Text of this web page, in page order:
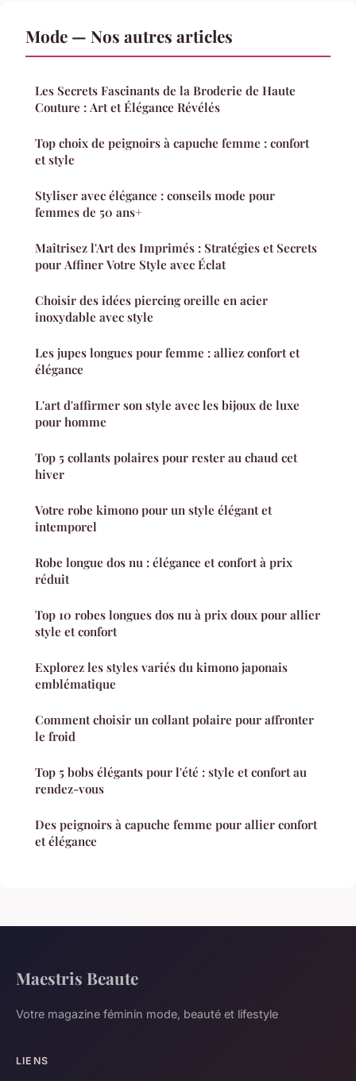
Mode — Nos autres articles
Les Secrets Fascinants de la Broderie de Haute
Couture : Art et Élégance Révélés
Top choix de peignoirs à capuche femme : confort
et style
Styliser avec élégance : conseils mode pour
femmes de 50 ans+
Maîtrisez l'Art des Imprimés : Stratégies et Secrets
pour Affiner Votre Style avec Éclat
Choisir des idées piercing oreille en acier
inoxydable avec style
Les jupes longues pour femme : alliez confort et
élégance
L'art d'affirmer son style avec les bijoux de luxe
pour homme
Top 5 collants polaires pour rester au chaud cet
hiver
Votre robe kimono pour un style élégant et
intemporel
Robe longue dos nu : élégance et confort à prix
réduit
Top 10 robes longues dos nu à prix doux pour allier
style et confort
Explorez les styles variés du kimono japonais
emblématique
Comment choisir un collant polaire pour affronter
le froid
Top 5 bobs élégants pour l'été : style et confort au
rendez-vous
Des peignoirs à capuche femme pour allier confort
et élégance
Maestris Beaute
Votre magazine féminin mode, beauté et lifestyle
LIENS